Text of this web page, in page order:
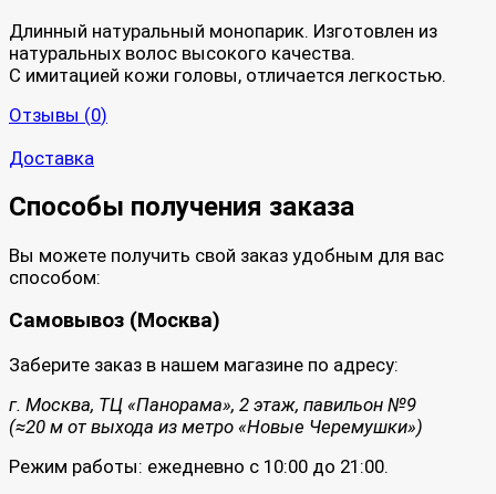
Длинный натуральный монопарик. Изготовлен из
натуральных волос высокого качества.
С имитацией кожи головы, отличается легкостью.
Отзывы (0)
Доставка
Способы получения заказа
Вы можете получить свой заказ удобным для вас
способом:
Самовывоз (Москва)
Заберите заказ в нашем магазине по адресу:
г. Москва, ТЦ «Панорама», 2 этаж, павильон №9
(≈20 м от выхода из метро «Новые Черемушки»)
Режим работы: ежедневно с 10:00 до 21:00.